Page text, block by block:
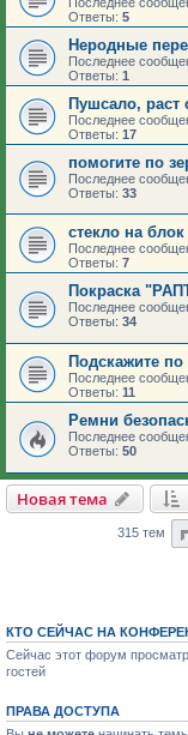
Ответы: 5
Неродные
Последнее
Ответы: 1
Пушсало, раст
Последнее
Ответы: 17
помогите по
Последнее
Ответы: 33
стекло на
Последнее
Ответы: 7
Покраска
Последнее
Ответы: 34
Подскажите
Последнее
Ответы: 11
Ремни
Последнее
Ответы: 50
Новая тема
315 тем
КТО СЕЙЧАС НА
Сейчас этот форум
гостей
ПРАВА ДОСТУПА